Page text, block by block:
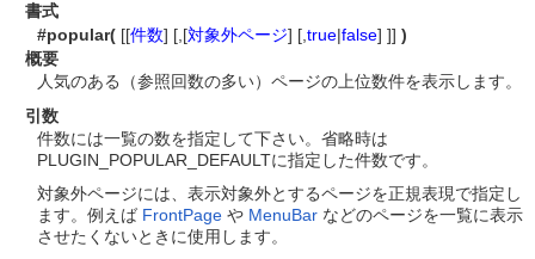
書式
#popular( [[件数] [,[対象外ページ] [,true|false] ]] )
概要
人気のある（参照回数の多い）ページの上位数件を表示します。
引数
件数には一覧の数を指定して下さい。省略時は
PLUGIN_POPULAR_DEFAULTに指定した件数です。
対象外ページには、表示対象外とするページを正規表現で指定し
ます。例えば FrontPage や MenuBar などのページを一覧に表示
させたくないときに使用します。